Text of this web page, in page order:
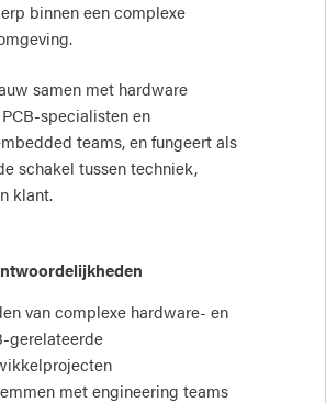
binnen een complexe
samen met hardware
specialisten en
teams, en fungeert als
schakel tussen techniek,
klant.
van complexe hardware- en
gerelateerde
met engineering teams